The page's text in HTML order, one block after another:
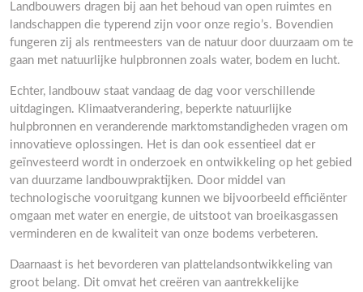
Landbouwers dragen bij aan het behoud van open ruimtes en
landschappen die typerend zijn voor onze regio’s. Bovendien
fungeren zij als rentmeesters van de natuur door duurzaam om te
gaan met natuurlijke hulpbronnen zoals water, bodem en lucht.
Echter, landbouw staat vandaag de dag voor verschillende
uitdagingen. Klimaatverandering, beperkte natuurlijke
hulpbronnen en veranderende marktomstandigheden vragen om
innovatieve oplossingen. Het is dan ook essentieel dat er
geïnvesteerd wordt in onderzoek en ontwikkeling op het gebied
van duurzame landbouwpraktijken. Door middel van
technologische vooruitgang kunnen we bijvoorbeeld efficiënter
omgaan met water en energie, de uitstoot van broeikasgassen
verminderen en de kwaliteit van onze bodems verbeteren.
Daarnaast is het bevorderen van plattelandsontwikkeling van
groot belang. Dit omvat het creëren van aantrekkelijke